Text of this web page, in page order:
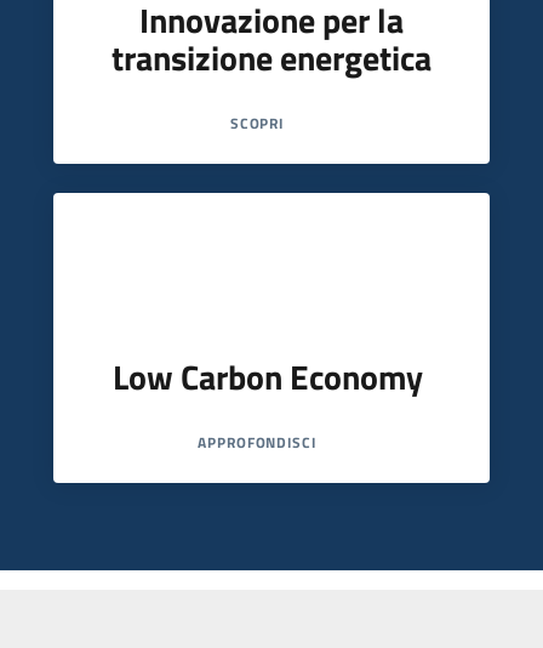
Innovazione per la
transizione energetica
SCOPRI
Low Carbon Economy
APPROFONDISCI